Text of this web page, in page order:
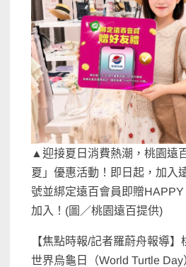
▲迎接夏日消費熱潮，桃園遠
夏」優惠活動！即日起，加入
號並綁定遠百會員即贈
加入！(圖／桃園遠百提供)
【焦點時報/記者羅蔚舟報導
世界烏龜日（World Turtle